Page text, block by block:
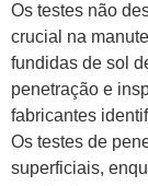
Os testes não
crucial na
fundidas de sol
penetração e
fabricantes
Os testes de
superficiais,